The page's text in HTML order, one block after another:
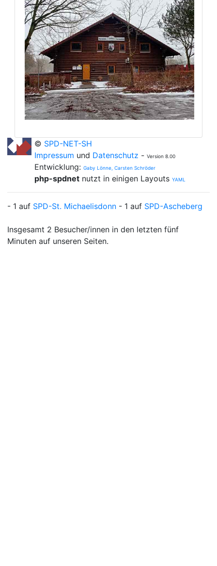
© SPD-NET-SH
Impressum und Datenschutz - Version 8.00
Entwicklung: Gaby Lönne, Carsten Schröder
php-spdnet nutzt in einigen Layouts YAML
- 1 auf SPD-St. Michaelisdonn - 1 auf SPD-Ascheberg
Insgesamt 2 Besucher/innen in den letzten fünf
Minuten auf unseren Seiten.